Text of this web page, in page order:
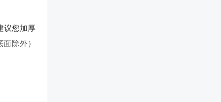
议您加厚
除外）